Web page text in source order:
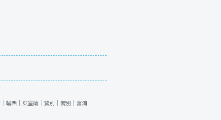
輪西｜ 東室蘭｜ 鷲別｜ 幌別｜ 富浦｜